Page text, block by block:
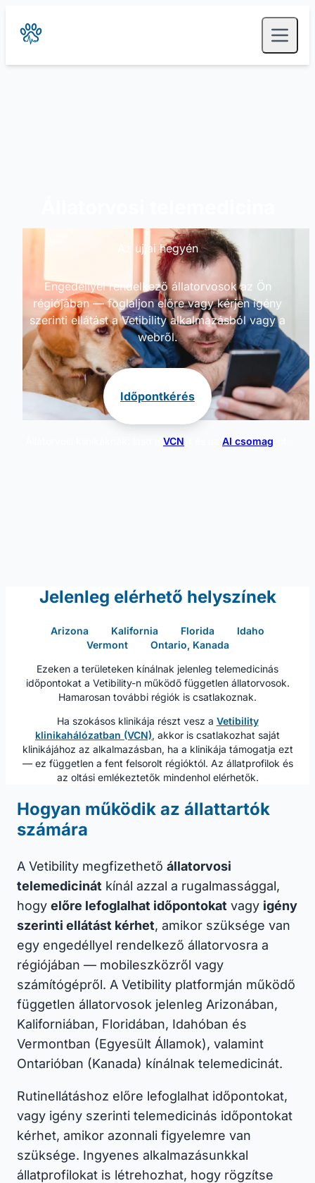
Az ujjai hegyén
Engedéllyel rendelkező állatorvosok az Ön
régiójában — foglaljon előre vagy kérjen igény
szerinti ellátást a Vetibility alkalmazásból vagy a
webről.
Időpontkérés
VCN AI csomag
Jelenleg elérhető helyszínek
Arizona Kalifornia Florida
Idaho
Vermont
Ontario, Kanada
Ezeken a területeken kínálnak jelenleg telemedicinás
időpontokat a Vetibility-n működő független állatorvosok.
Hamarosan további régiók is csatlakoznak.
Ha szokásos klinikája részt vesz a Vetibility
klinikahálózatban (VCN), akkor is csatlakozhat saját
klinikájához az alkalmazásban, ha a klinikája támogatja ezt
— ez független a fent felsorolt régióktól. Az állatprofilok és
az oltási emlékeztetők mindenhol elérhetők.
Hogyan működik az állattartók
számára
A Vetibility megfizethető állatorvosi
telemedicinát kínál azzal a rugalmassággal,
hogy előre lefoglalhat időpontokat vagy igény
szerinti ellátást kérhet, amikor szüksége van
egy engedéllyel rendelkező állatorvosra a
régiójában — mobileszközről vagy
számítógépről. A Vetibility platformján működő
független állatorvosok jelenleg Arizonában,
Kaliforniában, Floridában, Idahóban és
Vermontban (Egyesült Államok), valamint
Ontarióban (Kanada) kínálnak telemedicinát.
Rutinellátáshoz előre lefoglalhat időpontokat,
vagy igény szerinti telemedicinás időpontokat
kérhet, amikor azonnali figyelemre van
szüksége. Ingyenes alkalmazásunkkal
állatprofilokat is létrehozhat, hogy rögzítse